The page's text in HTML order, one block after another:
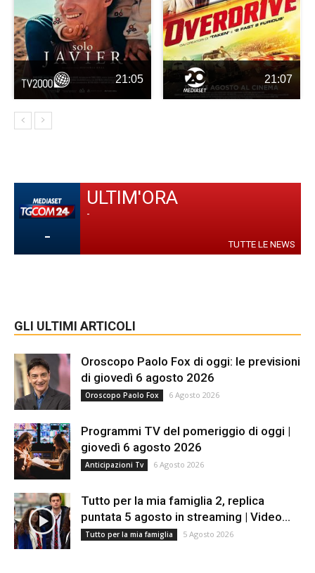
21:05 21:07
-
ULTIM'ORA
-
TUTTE LE NEWS
GLI ULTIMI ARTICOLI
Oroscopo Paolo Fox di oggi: le previsioni
di giovedì 6 agosto 2026
Oroscopo Paolo Fox 6 Agosto 2026
Programmi TV del pomeriggio di oggi |
giovedì 6 agosto 2026
Anticipazioni Tv 6 Agosto 2026
Tutto per la mia famiglia 2, replica
puntata 5 agosto in streaming | Video...
Tutto per la mia famiglia 5 Agosto 2026